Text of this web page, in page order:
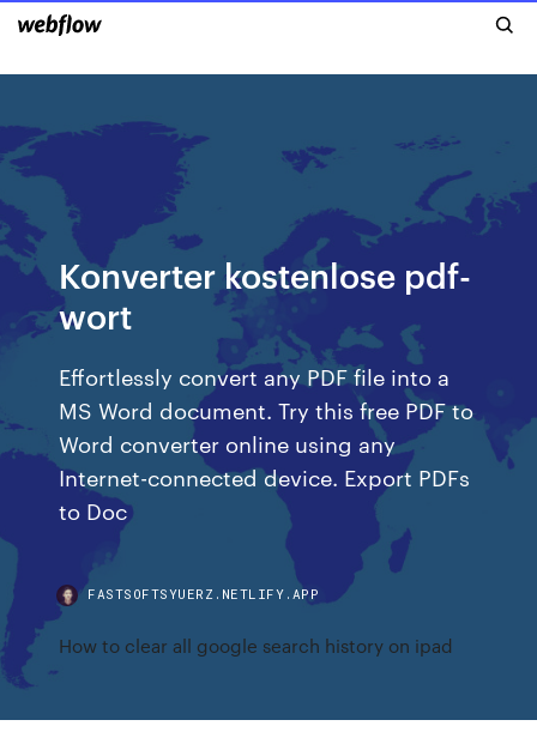
Konverter kostenlose pdf-
wort
Effortlessly convert any PDF file into a
MS Word document. Try this free PDF to
Word converter online using any
Internet-connected device. Export PDFs
to Doc
FASTSOFTSYUERZ.NETLIFY.APP
How to clear all google search history on ipad